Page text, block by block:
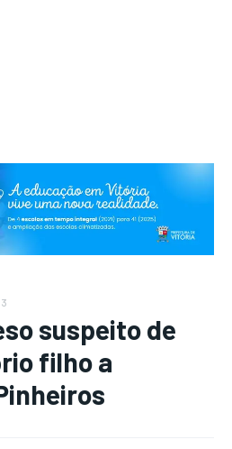
suspeito de
filho a